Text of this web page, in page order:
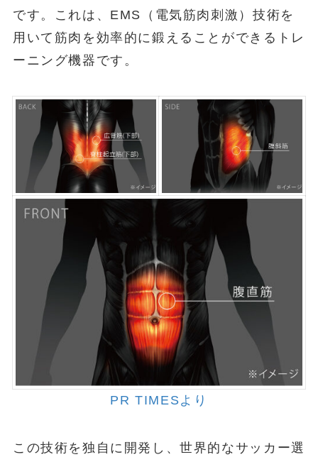
です。これは、EMS（電気筋肉刺激）技術を
用いて筋肉を効率的に鍛えることができるトレ
ーニング機器です。
PR TIMESより
この技術を独自に開発し、世界的なサッカー選